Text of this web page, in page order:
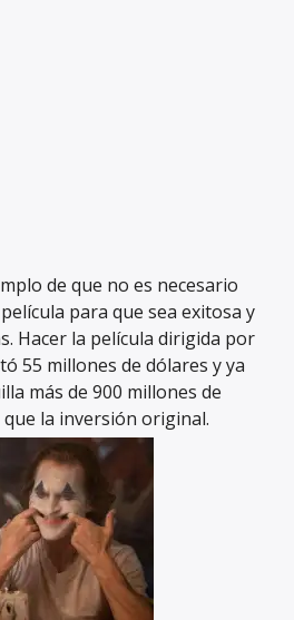
de que no es necesario
para que sea exitosa y
Hacer la película dirigida por
55 millones de dólares y ya
más de 900 millones de
que la inversión original.